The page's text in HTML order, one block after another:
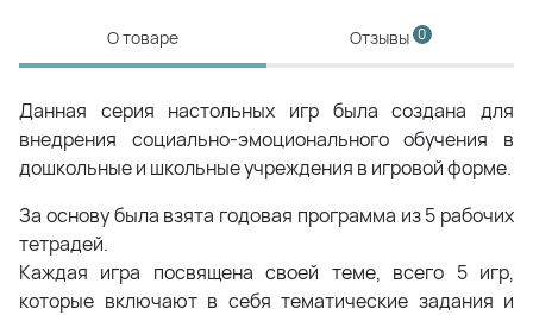
О товаре Отзывы 0
Данная серия настольных игр была создана для
внедрения социально-эмоционального обучения в
дошкольные и школьные учреждения в игровой форме.
За основу была взята годовая программа из 5 рабочих
тетрадей.
Каждая игра посвящена своей теме, всего 5 игр,
которые включают в себя тематические задания и